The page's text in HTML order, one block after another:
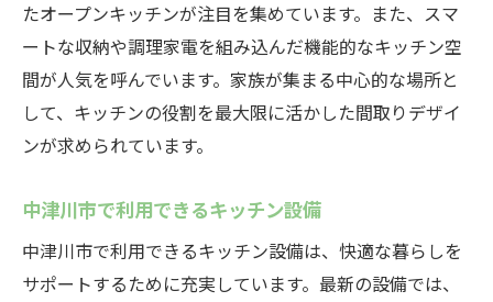
たオープンキッチンが注目を集めています。また、スマ
ートな収納や調理家電を組み込んだ機能的なキッチン空
間が人気を呼んでいます。家族が集まる中心的な場所と
して、キッチンの役割を最大限に活かした間取りデザイ
ンが求められています。
中津川市で利用できるキッチン設備
中津川市で利用できるキッチン設備は、快適な暮らしを
サポートするために充実しています。最新の設備では、